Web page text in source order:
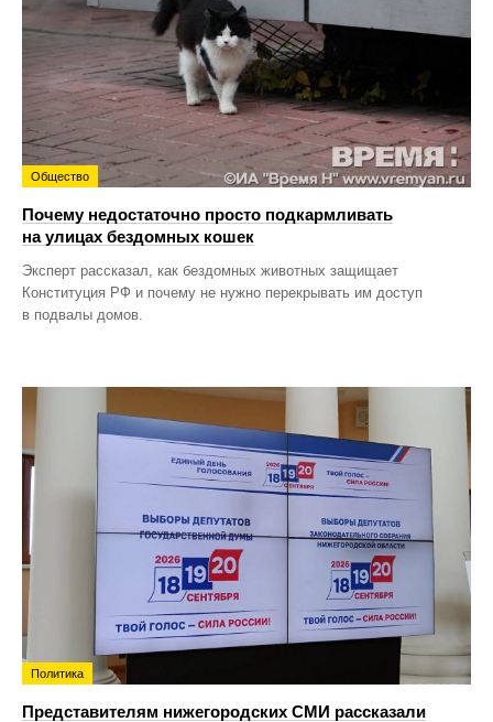
Общество
Почему недостаточно просто подкармливать
на улицах бездомных кошек
Эксперт рассказал, как бездомных животных защищает
Конституция РФ и почему не нужно перекрывать им доступ
в подвалы домов.
Политика
Представителям нижегородских СМИ рассказали